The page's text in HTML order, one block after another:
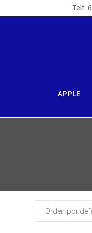
Telf:
APPLE
Orden por